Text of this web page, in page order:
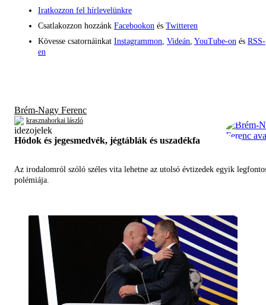
Iratkozzon fel hírlevelünkre
Csatlakozzon hozzánk Facebookon és Twitteren
Kövesse csatornáinkat Instagrammon, Videán, YouTube-on és RSS-
en
Brém-Nagy Ferenc
krasznahorkai lászló
Hódok és jegesmedvék, jégtáblák és uszadékfa
Az irodalomról szóló széles vita lehetne az utolsó évtizedek egyik
polémiája.